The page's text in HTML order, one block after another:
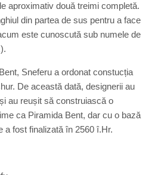
aproximativ două treimi completă.
din partea de sus pentru a face
este cunoscută sub numele de
Sneferu a ordonat constucția
De această dată, designerii au
au reușit să construiască o
ca Piramida Bent, dar cu o bază
a fost finalizată în 2560 î.Hr.